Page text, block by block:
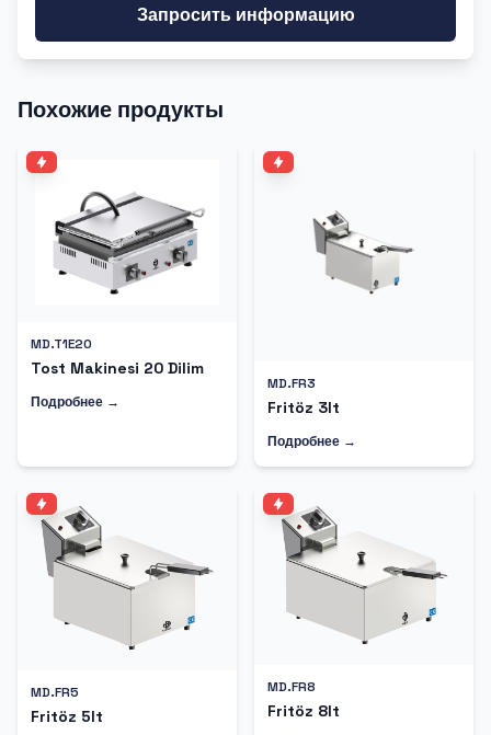
Запросить информацию
Похожие продукты
MD.T1E20
Tost Makinesi 20 Dilim
Подробнее →
MD.FR3
Fritöz 3lt
Подробнее →
MD.FR5
Fritöz 5lt
MD.FR8
Fritöz 8lt